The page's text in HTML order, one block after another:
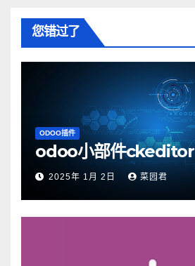
您错过了
ODOO插件
odoo小部件ckeditor
2025年 1月 2日 菜园君